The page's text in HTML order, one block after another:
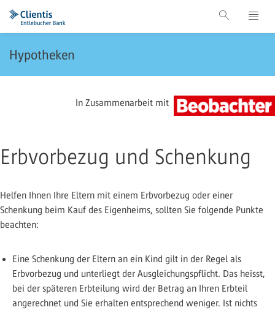
Hypotheken
In Zusammenarbeit mit
Erbvorbezug und Schenkung
Helfen Ihnen Ihre Eltern mit einem Erbvorbezug oder einer
Schenkung beim Kauf des Eigenheims, sollten Sie folgende Punkte
beachten:
Eine Schenkung der Eltern an ein Kind gilt in der Regel als
Erbvorbezug und unterliegt der Ausgleichungspflicht. Das heisst,
bei der späteren Erbteilung wird der Betrag an Ihren Erbteil
angerechnet und Sie erhalten entsprechend weniger. Ist nichts